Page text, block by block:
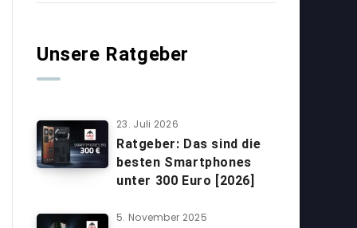
Unsere Ratgeber
23. Juli 2026
Ratgeber: Das sind die
besten Smartphones
unter 300 Euro [2026]
5. November 2025